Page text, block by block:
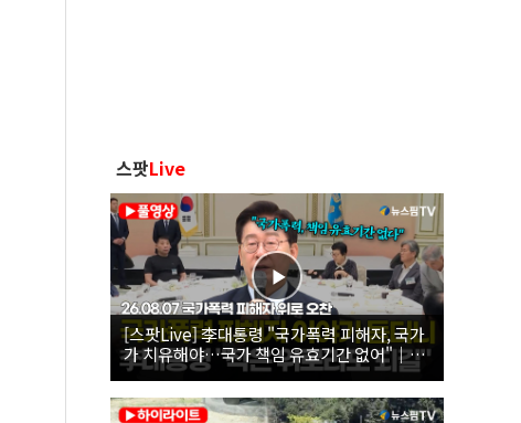
스팟Live
[스팟Live] 李대통령 "국가폭력 피해자, 국가
가 치유해야…국가 책임 유효기간 없어"｜
26.08.07 국가폭력 피해자 위로 오찬